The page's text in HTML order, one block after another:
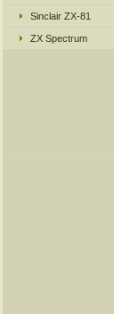
Sinclair ZX-81
ZX Spectrum